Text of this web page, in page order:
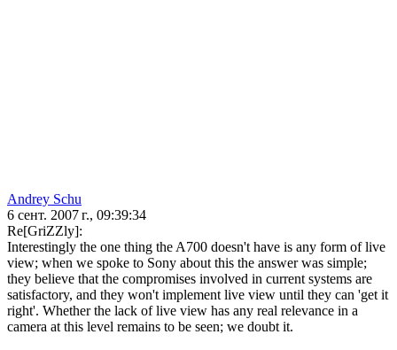
Andrey Schu
6 сент. 2007 г., 09:39:34
Re[GriZZly]:
Interestingly the one thing the A700 doesn't have is any form of live
view; when we spoke to Sony about this the answer was simple;
they believe that the compromises involved in current systems are
satisfactory, and they won't implement live view until they can 'get it
right'. Whether the lack of live view has any real relevance in a
camera at this level remains to be seen; we doubt it.